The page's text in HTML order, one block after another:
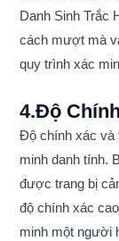
Danh Sinh Trắc
cách mượt mà
quy trình xác
4.Độ
Độ chính xác và
minh danh tính.
được trang bị
độ chính xác
minh một người